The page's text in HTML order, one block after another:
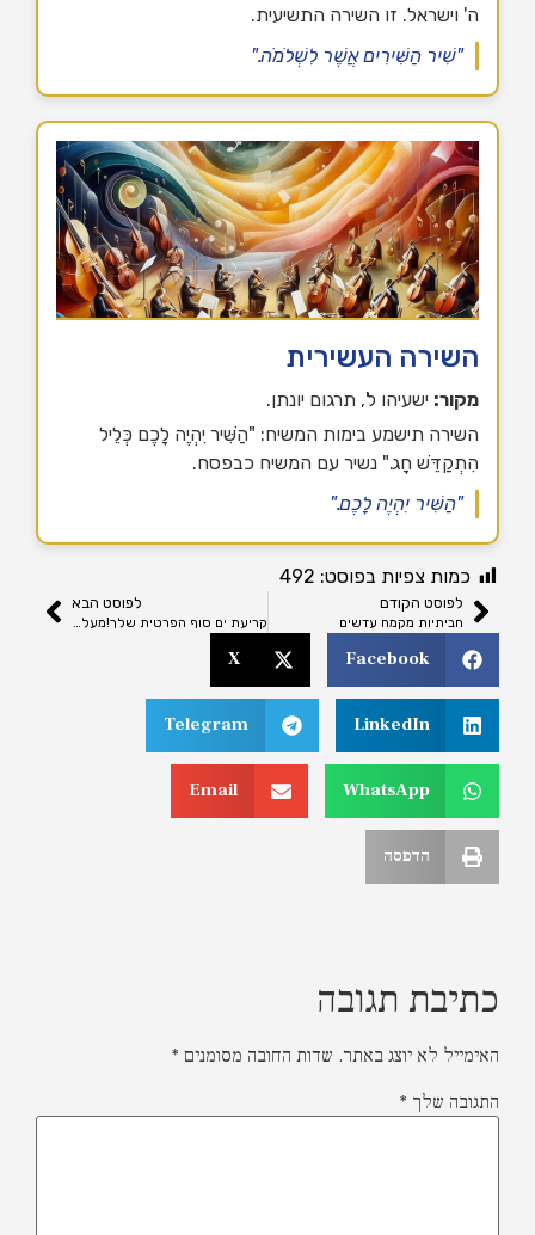
ה' וישראל. זו השירה התשיעית.
"שִׁיר הַשִּׁירִים אֲשֶׁר לִשְׁלֹמֹה."
השירה העשירית
מקור:ישעיהו ל', תרגום יונתן.
השירה תישמע בימות המשיח: "הַשִּׁיר יִהְיֶה לָכֶם כְּלֵיל
הִתְקַדֵּשׁ חָג." נשיר עם המשיח כבפסח.
"הַשִּׁיר יִהְיֶה לָכֶם."
כמות צפיות בפוסט: 492
לפוסט הקודם
חביתיות מקמח עדשים
לפוסט הבא
קריעת ים סוף הפרטית שלך!מעלתו של שביעי של פסח!
Facebook
X
LinkedIn
Telegram
WhatsApp
Email
הדפסה
תגובה
לא יוצג באתר. שדות החובה מסומנים*
שלך *